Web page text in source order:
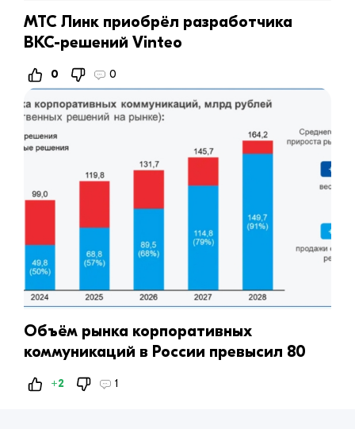
МТС Линк приобрёл разработчика
ВКС-решений Vinteo
0 0
Объём рынка корпоративных
коммуникаций в России превысил 80
млрд руб.
+2 1